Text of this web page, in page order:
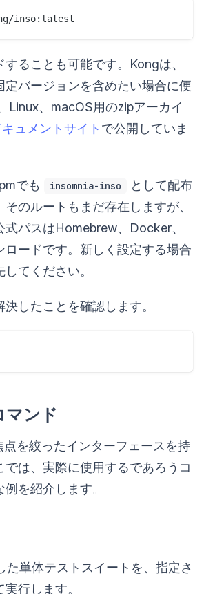
ることも可能です。Kongは、
定バージョンを含めたい場合に便
Linux、macOS用のzipアーカイ
ュメントサイト で公開していま
でも insomnia-inso
として配布
のルートもまだ存在しますが、
パスはHomebrew、Docker、
ロードです。新しく設定する場合
てください。
したことを確認します。
マンド
を絞ったインターフェースを持
では、実際に使用するであろうコ
を紹介します。
た単体テストスイートを、指定さ
行します。